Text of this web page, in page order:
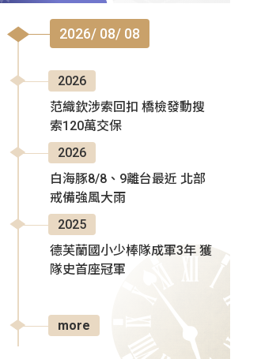
2026/ 08/ 08
2026
范織欽涉索回扣 橋檢發動搜
索120萬交保
2026
白海豚8/8、9離台最近 北部
戒備強風大雨
2025
德芙蘭國小少棒隊成軍3年 獲
隊史首座冠軍
more